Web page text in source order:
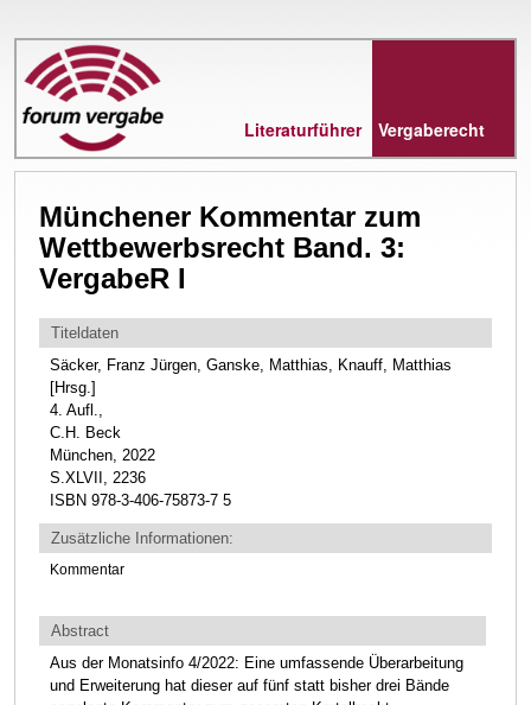
Literaturführer Vergaberecht
Münchener Kommentar zum
Wettbewerbsrecht Band. 3:
VergabeR I
Titeldaten
Säcker, Franz Jürgen, Ganske, Matthias, Knauff, Matthias
[Hrsg.]
4. Aufl.,
C.H. Beck
München, 2022
S.XLVII, 2236
ISBN 978-3-406-75873-7 5
Zusätzliche Informationen:
Kommentar
Abstract
Aus der Monatsinfo 4/2022: Eine umfassende Überarbeitung
und Erweiterung hat dieser auf fünf statt bisher drei Bände